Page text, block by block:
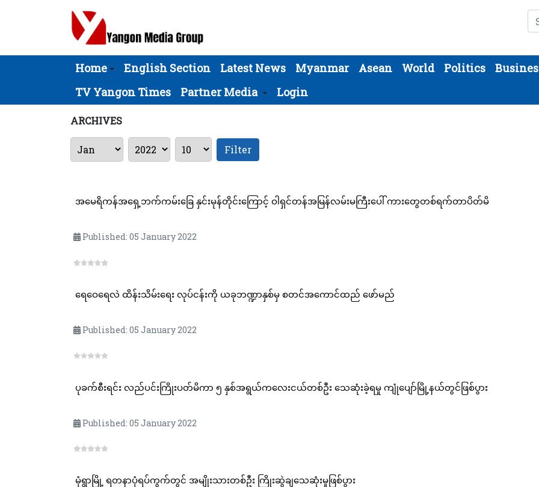
Home English Section Latest News Myanmar Asean World Politics
TV Yangon Times
Partner Media Login
ARCHIVES
Filter
အမေရိကန်အရှေ့ဘက်ကမ်းခြေ နှင်းမုန်တိုင်းကြောင့် ဝါရှင်တန်အမြန်လမ်းမကြီးပေါ် ကားတွေတစ်ရက်တာပိတ်မိ
Published: 05 January 2022
ရေဝေရေလဲ ထိန်းသိမ်းရေး လုပ်ငန်းကို ယခုဘဏ္ဍာနှစ်မှ စတင်အကောင်ထည် ဖော်မည်
Published: 05 January 2022
ပုခက်စီးရင်း လည်ပင်းကြိုးပတ်မိကာ ၅ နှစ်အရွယ်ကလေးငယ်တစ်ဦး သေဆုံးခဲ့ရမှု ကျုံပျော်မြို့နယ်တွင်ဖြစ်ပွား
Published: 05 January 2022
မုံရွာမြို့ ရတနာပုံရပ်ကွက်တွင် အမျိုးသားတစ်ဦး ကြိုးဆွဲချသေဆုံးမှုဖြစ်ပွား